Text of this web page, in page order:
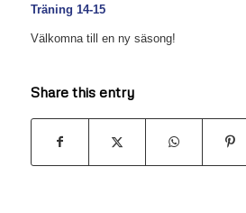
Träning 14-15
Välkomna till en ny säsong!
Share this entry